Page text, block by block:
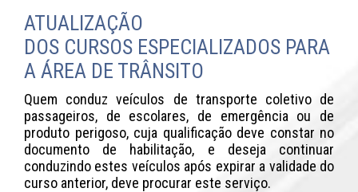
ATUALIZAÇÃO
DOS CURSOS ESPECIALIZADOS PARA
A ÁREA DE TRÂNSITO
Quem conduz veículos de transporte coletivo de
passageiros, de escolares, de emergência ou de
produto perigoso, cuja qualificação deve constar no
documento de habilitação, e deseja continuar
conduzindo estes veículos após expirar a validade do
curso anterior, deve procurar este serviço.